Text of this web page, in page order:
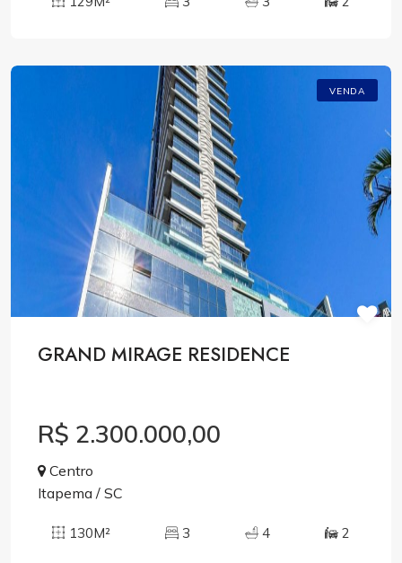
VENDA
GRAND MIRAGE RESIDENCE
R$ 2.300.000,00
Centro
Itapema / SC
130M² 3 4 2